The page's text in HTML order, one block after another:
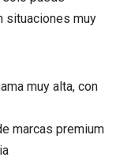
situaciones muy
muy alta, con
marcas premium